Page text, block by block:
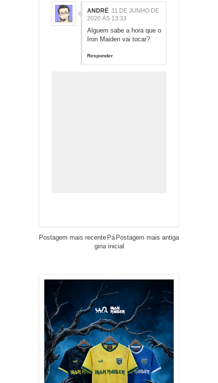
ANDRÉ 11 DE JUNHO DE
2020 ÀS 13:33
Alguem sabe a hora que o
Iron Maiden vai tocar?
Responder
Postagem mais recente Postagem mais antiga
Pá
gina inicial